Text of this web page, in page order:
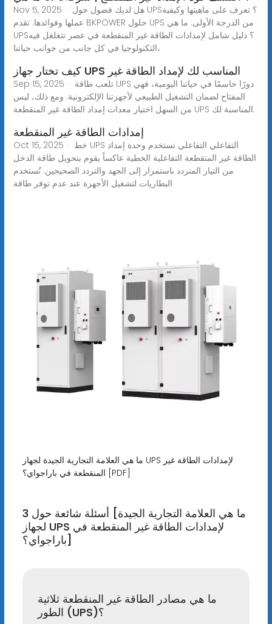
Nov 5, 2025 · هل لديك فضول حول UPS؟ تعرف على ماهيتها وكيفية
عملها وفوائدها. تقدم BKPOWER حلول UPS من الدرجة الأولى: ما هي
UPS؟ دليل شامل لإمدادات الطاقة غير المنقطعة في عصر تتغلغل فيه
التكنولوجيا في كل جانب من جوانب حياتنا،
كيف تختار جهاز UPS المناسب لك لإمداد الطاقة غير
Sep 15, 2025 · تلعب طاقة UPS دورًا حاسمًا في حياتنا اليومية، فهي
المفتاح لضمان التشغيل الطبيعي لأجهزتنا الإلكترونية. ومع ذلك، ليس
من السهل اختيار معدات إمداد الطاقة غير المنقطعة UPS المناسبة لك.
إمدادات الطاقة غير المنقطعة
Oct 15, 2025 · خط UPS التفاعلي التفاعلي تستخدم وحدة إمداد
الطاقة غير المتقطعة التفاعلية الخطية عاكساً يقوم بتحويل طاقة الدخل
من التيار المتردد باستمرار إلى الجهد والتردد الصحيحين. تُستخدم
البطاريات لتشغيل الأجهزة عند عدم توفر طاقة
ما هي العلامة التجارية الجيدة لجهاز UPS لإمدادات الطاقة غير
المنقطعة في باراجواي؟ [PDF]
3 أسئلة شائعة حول [ما هي العلامة التجارية الجيدة
لجهاز UPS لإمدادات الطاقة غير المنقطعة في
ما هي مصادر الطاقة غير المنقطعة ثلاثية
الطور (UPS)؟